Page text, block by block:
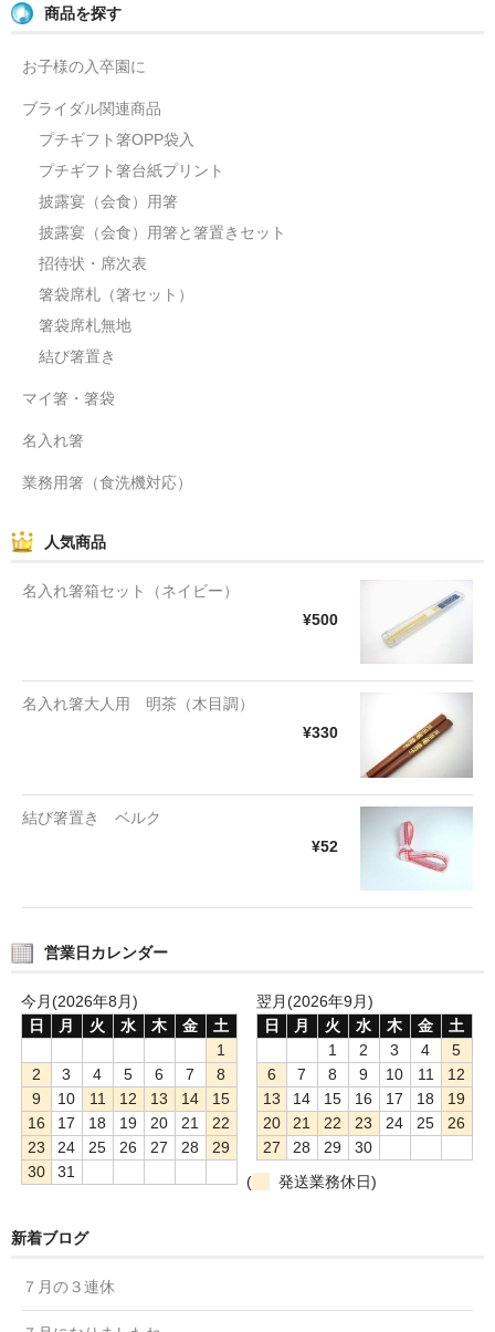
商品を探す
お子様の入卒園に
ブライダル関連商品
プチギフト箸OPP袋入
プチギフト箸台紙プリント
披露宴（会食）用箸
披露宴（会食）用箸と箸置きセット
招待状・席次表
箸袋席札（箸セット）
箸袋席札無地
結び箸置き
マイ箸・箸袋
名入れ箸
業務用箸（食洗機対応）
人気商品
名入れ箸箱セット（ネイビー）
¥500
名入れ箸大人用 明茶（木目調）
¥330
結び箸置き ベルク
¥52
営業日カレンダー
今月(2026年8月)
日
月 火 水 木 金
土
1
2
3 4 5 6 7
8
9
10 11 12 13 14
15
16
17 18 19 20 21
22
23
24 25 26 27 28
29
30
31
翌月(2026年9月)
日
月 火 水 木 金
土
1
2 3 4
5
6
7 8 9 10 11
12
13
14 15 16 17 18
19
20
21 22 23 24 25
26
27
28 29
30
(
発送業務休日)
新着ブログ
７月の３連休